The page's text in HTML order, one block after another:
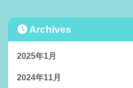
Archives
2025年1月
2024年11月